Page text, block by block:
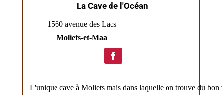
La Cave de l'Océan
1560 avenue des Lacs
Moliets-et-Maa
L'unique cave à Moliets mais dans laquelle on trouve du